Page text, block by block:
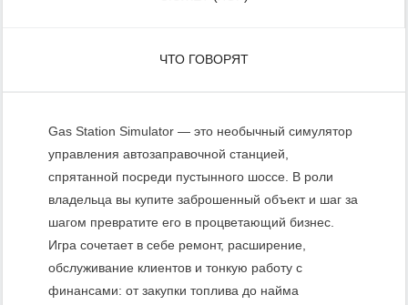
ЧТО ГОВОРЯТ
Gas Station Simulator — это необычный симулятор
управления автозаправочной станцией,
спрятанной посреди пустынного шоссе. В роли
владельца вы купите заброшенный объект и шаг за
шагом превратите его в процветающий бизнес.
Игра сочетает в себе ремонт, расширение,
обслуживание клиентов и тонкую работу с
финансами: от закупки топлива до найма